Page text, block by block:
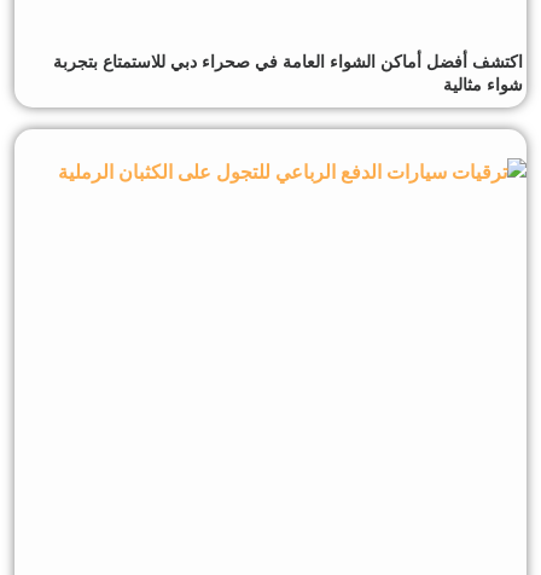
اكتشف أفضل أماكن الشواء العامة في صحراء دبي للاستمتاع بتجربة
شواء مثالية